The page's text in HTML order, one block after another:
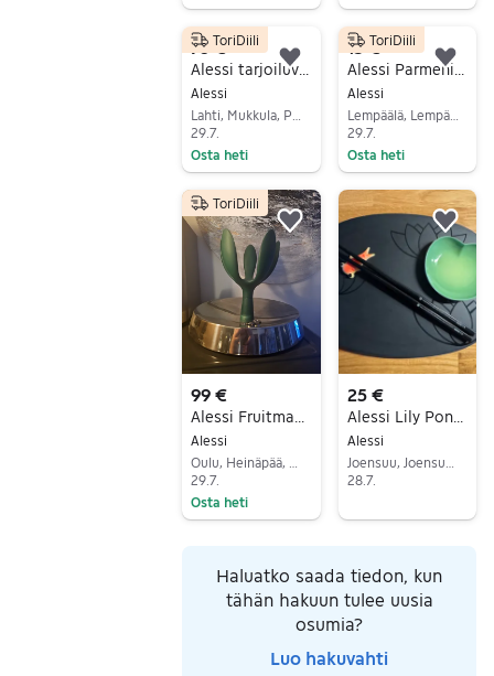
70 €
Alessi
29.7.
Osta heti
ToriDiili
Lisää suosikiksi.
15 €
Alessi
Lempäälä, Lempäälä Keskus, Pirkanmaa
29.7.
Osta heti
ToriDiili
99 €
Alessi
29.7.
Osta heti
ToriDiili
Lisää suosikiksi.
25 €
Alessi Lily Pond Sushi Set
Alessi
28.7.
Haluatko saada tiedon, kun
tähän hakuun tulee uusia
osumia?
Luo hakuvahti